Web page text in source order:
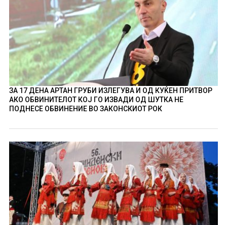
ЗА 17 ДЕНА АРТАН ГРУБИ ИЗЛЕГУВА И ОД КУЌЕН ПРИТВОР
АКО ОБВИНИТЕЛОТ КОЈ ГО ИЗВАДИ ОД ШУТКА НЕ
ПОДНЕСЕ ОБВИНЕНИЕ ВО ЗАКОНСКИОТ РОК